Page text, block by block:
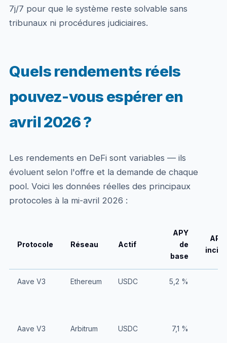
7j/7 pour que le système reste solvable sans
tribunaux ni procédures judiciaires.
Quels rendements réels
pouvez-vous espérer en
avril 2026 ?
Les rendements en DeFi sont variables — ils
évoluent selon l'offre et la demande de chaque
pool. Voici les données réelles des principaux
protocoles à la mi-avril 2026 :
Protocole Réseau Actif
APY
de
base
Aave V3 Ethereum USDC 5,2 %
Aave V3 Arbitrum USDC 7,1 %